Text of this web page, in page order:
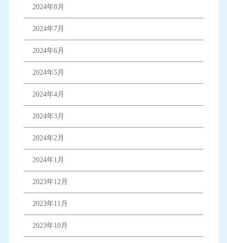
2024年8月
2024年7月
2024年6月
2024年5月
2024年4月
2024年3月
2024年2月
2024年1月
2023年12月
2023年11月
2023年10月